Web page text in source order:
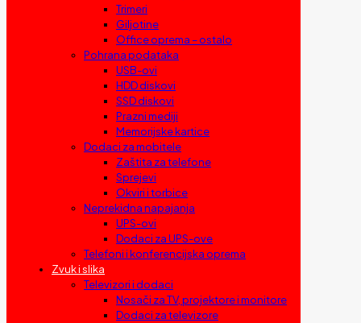
Trimeri
Giljotine
Office oprema – ostalo
Pohrana podataka
USB-ovi
HDD diskovi
SSD diskovi
Prazni mediji
Memorijske kartice
Dodaci za mobitele
Zaštita za telefone
Sprejevi
Okviri i torbice
Neprekidna napajanja
UPS-ovi
Dodaci za UPS-ove
Telefoni i konferencijska oprema
Zvuk i slika
Televizori i dodaci
Nosači za TV, projektore i monitore
Dodaci za televizore